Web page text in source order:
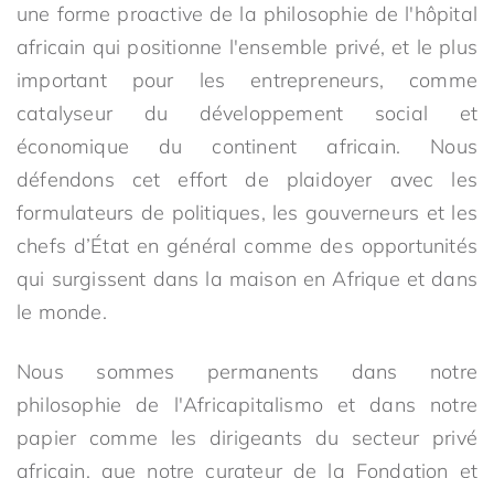
une forme proactive de la philosophie de l'hôpital
africain qui positionne l'ensemble privé, et le plus
important pour les entrepreneurs, comme
catalyseur du développement social et
économique du continent africain. Nous
défendons cet effort de plaidoyer avec les
formulateurs de politiques, les gouverneurs et les
chefs d’État en général comme des opportunités
qui surgissent dans la maison en Afrique et dans
le monde.
Nous sommes permanents dans notre
philosophie de l'Africapitalismo et dans notre
papier comme les dirigeants du secteur privé
africain, que notre curateur de la Fondation et